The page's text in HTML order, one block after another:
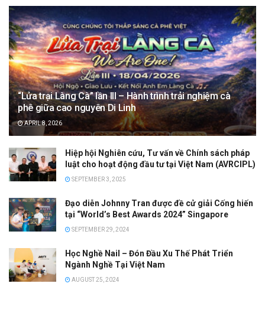
“Lửa trại Làng Cà” lần III – Hành trình trải nghiệm cà
phê giữa cao nguyên Di Linh
APRIL 8, 2026
Hiệp hội Nghiên cứu, Tư vấn về Chính sách pháp
luật cho hoạt động đầu tư tại Việt Nam (AVRCIPL)
SEPTEMBER 3, 2025
Đạo diễn Johnny Tran được đề cử giải Cống hiến
tại “World’s Best Awards 2024” Singapore
SEPTEMBER 29, 2024
Học Nghề Nail – Đón Đầu Xu Thế Phát Triển
Ngành Nghề Tại Việt Nam
AUGUST 25, 2024